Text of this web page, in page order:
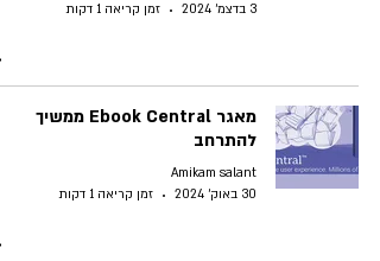
3 בדצמ׳ 2024
זמן קריאה 1 דקות
מאגר Ebook Central ממשיך
להתרחב
Amikam salant
30 באוק׳ 2024
זמן קריאה 1 דקות